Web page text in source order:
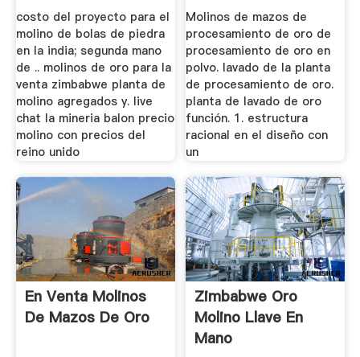
costo del proyecto para el
molino de bolas de piedra
en la india; segunda mano
de .. molinos de oro para la
venta zimbabwe planta de
molino agregados y. live
chat la mineria balon precio
molino con precios del
reino unido
Molinos de mazos de
procesamiento de oro de
procesamiento de oro en
polvo. lavado de la planta
de procesamiento de oro.
planta de lavado de oro
función. 1. estructura
racional en el diseño con
un
En Venta Molinos
De Mazos De Oro
Zimbabwe Oro
Molino Llave En
Mano